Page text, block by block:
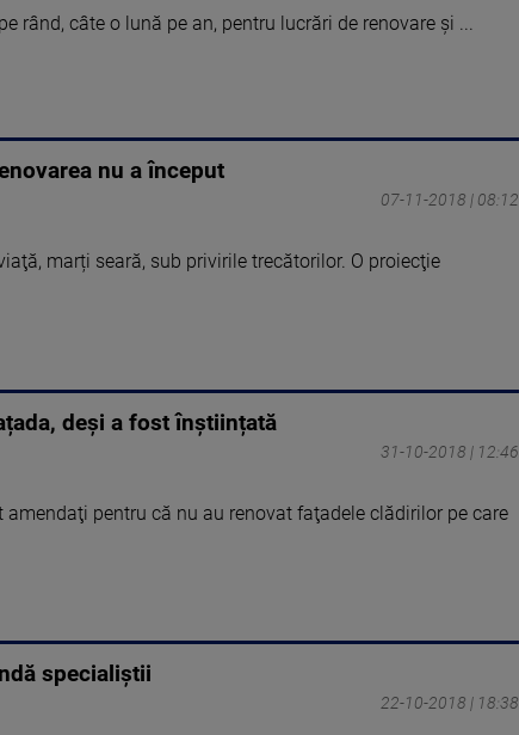
rând, câte o lună pe an, pentru lucrări de renovare şi ...
nu a început
07-11-2018 | 08:12
marți seară, sub privirile trecătorilor. O proiecţie
deși a fost înștiințată
31-10-2018 | 12:46
amendaţi pentru că nu au renovat faţadele clădirilor pe care
specialiștii
22-10-2018 | 18:38